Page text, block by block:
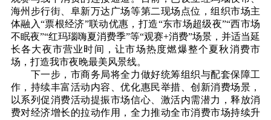
海州步行街、阜新万达广场等第二现场点位，组织市场主
体融入“票根经济”联动优惠，打造“东市场超级夜”“西市场
不眠夜”“红玛瑙嗨夏消费季”等“观赛+消费”场景，并适当延
长各大夜市营业时间，让市场热度燃爆整个夏秋消费市
场，打造我市夜晚最美风景线。
下一步，市商务局将全力做好统筹组织与配套保障工
作，持续丰富活动内容、优化惠民举措、创新消费场景，
以系列促消费活动提振市场信心、激活内需潜力，释放消
费对经济增长的拉动作用，全力推动全市消费市场持续升